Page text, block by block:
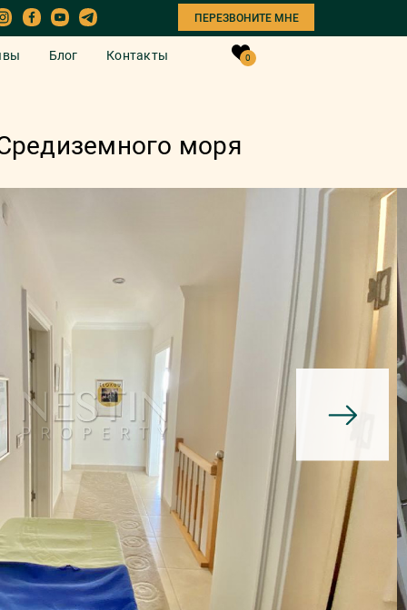
ПЕРЕЗВОНИТЕ МНЕ
Блог Контакты 0
моря